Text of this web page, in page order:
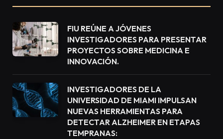
FIU REÚNE A JÓVENES
INVESTIGADORES PARA PRESENTAR
PROYECTOS SOBRE MEDICINA E
INNOVACIÓN.
INVESTIGADORES DE LA
UNIVERSIDAD DE MIAMI IMPULSAN
NUEVAS HERRAMIENTAS PARA
DETECTAR ALZHEIMER EN ETAPAS
TEMPRANAS: